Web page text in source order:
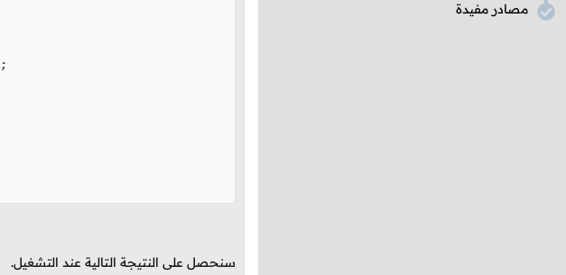
مصادر مفيدة
;
سنحصل على النتيجة التالية عند التشغيل.